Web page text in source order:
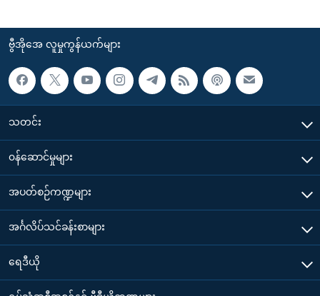
ဗွီအိုအေ လူမှုကွန်ယက်များ
သတင်း
၀န်ဆောင်မှုများ
အပတ်စဉ်ကဏ္ဍများ
အင်္ဂလိပ်သင်ခန်းစာများ
ရေဒီယို